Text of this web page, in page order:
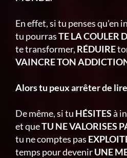
En effet, si tu penses qu'en
tu pourrasTE LA COULER
te transformer, RÉDUIRE
VAINCRE TON
Alors tu peux arrêter de
De même, si tu HÉSITESà
et queTU NE VALORISES
tu ne comptes pas
temps pour devenirUNE